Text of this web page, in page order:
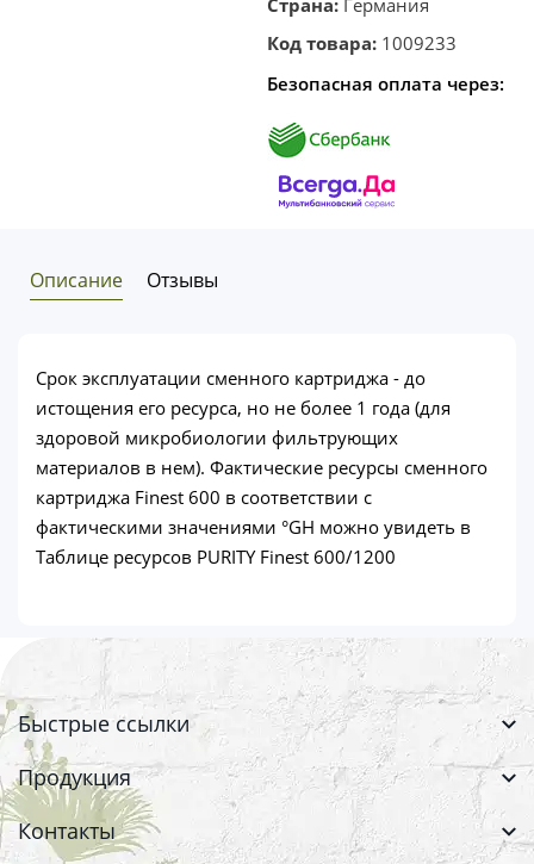
Код товара: 1009233
Безопасная оплата через:
Описание Отзывы
Срок эксплуатации сменного картриджа - до
истощения его ресурса, но не более 1 года (для
здоровой микробиологии фильтрующих
материалов в нем). Фактические ресурсы сменного
картриджа Finest 600 в соответствии с
фактическими значениями °GH можно увидеть в
Таблице ресурсов PURITY Finest 600/1200
Быстрые ссылки
Продукция
Контакты